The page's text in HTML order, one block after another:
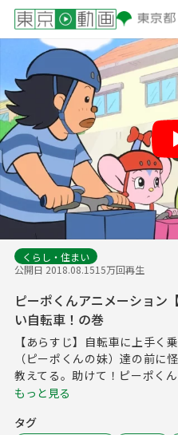
Play
くらし・住まい
公開日 2018.08.1515万回再生
ピーポくんアニメーション
い自転車！の巻
【あらすじ】自転車に上手く
（ピーポくんの妹）達の前に
教えてる。助けて！ピーポく
もっと見る
タグ